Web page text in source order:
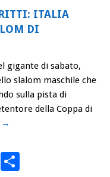
ITALIA
DI
gigante di sabato,
slalom maschile che
sulla pista di
della Coppa di
→
WhatsApp